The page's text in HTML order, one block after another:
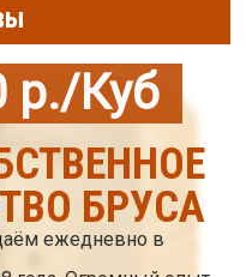
р./Куб
БРУСА
ежедневно в